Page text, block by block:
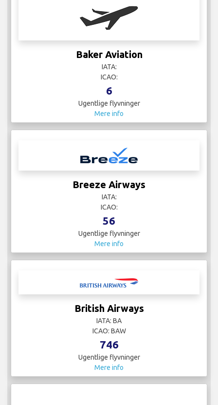
Baker Aviation
IATA:
ICAO:
6
Ugentlige flyvninger
Mere info
Breeze Airways
IATA:
ICAO:
56
Ugentlige flyvninger
Mere info
British Airways
IATA: BA
ICAO: BAW
746
Ugentlige flyvninger
Mere info